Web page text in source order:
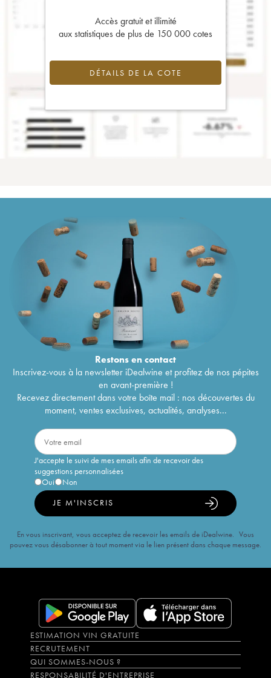
Accès gratuit et illimité
aux statistiques de plus de 150 000 cotes
DÉTAILS DE LA COTE
Restons encontact
Inscrivez-vous à la newsletter iDealwine et profitez de nos pépites
en avant-première !
Recevez directement dans votre boîte mail : nos découvertes du
moment, ventes exclusives, actualités, analyses...
J'accepte le suivi de mes emails afin de recevoir des
suggestions personnalisées
Oui
Non
JE M'INSCRIS
En vous inscrivant, vous acceptez de recevoir les emails de iDealwine. Vous
pouvez vous désabonner à tout moment via le lien présent dans chaque message.
ESTIMATION VIN GRATUITE
RECRUTEMENT
QUI SOMMES-NOUS ?
RESPONSABILITÉ D'ENTREPRISE